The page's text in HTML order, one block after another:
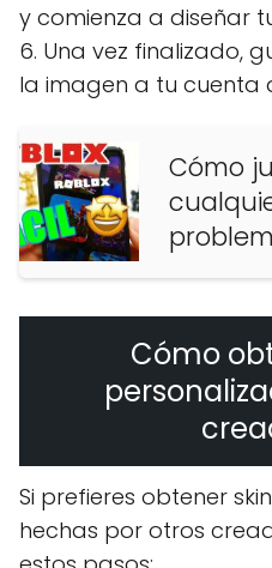
y comienza a diseñar
6. Una vez finalizado,
la imagen a tu cuenta
Cómo
Cómo
Si prefieres obtener
hechas por otros